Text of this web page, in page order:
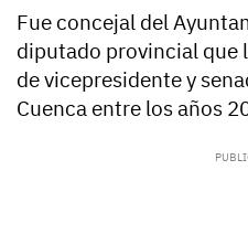
Fue concejal del
diputado provincial que
de vicepresidente y
Cuenca entre los años